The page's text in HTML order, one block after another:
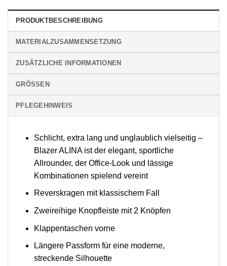
PRODUKTBESCHREIBUNG
MATERIALZUSAMMENSETZUNG
ZUSÄTZLICHE INFORMATIONEN
GRÖSSEN
PFLEGEHINWEIS
Schlicht, extra lang und unglaublich vielseitig –
Blazer ALINA ist der elegant, sportliche
Allrounder, der Office-Look und lässige
Kombinationen spielend vereint
Reverskragen mit klassischem Fall
Zweireihige Knopfleiste mit 2 Knöpfen
Klappentaschen vorne
Längere Passform für eine moderne,
streckende Silhouette